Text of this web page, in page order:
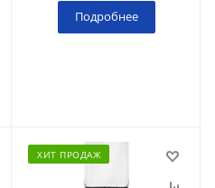
Подробнее
ХИТ ПРОДАЖ